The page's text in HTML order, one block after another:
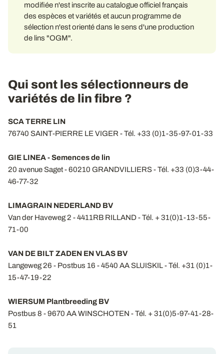
modifiée n'est inscrite au catalogue officiel français
des espèces et variétés et aucun programme de
sélection n'est orienté dans le sens d'une production
de lins "OGM".
Qui sont les sélectionneurs de
variétés de lin fibre ?
SCA TERRE LIN
76740 SAINT-PIERRE LE VIGER - Tél. +33 (0)1-35-97-01-33
GIE LINEA - Semences de lin
20 avenue Saget - 60210 GRANDVILLIERS - Tél. +33 (0)3-44-
46-77-32
LIMAGRAIN NEDERLAND BV
Van der Haveweg 2 - 4411RB RILLAND - Tél. + 31(0)1-13-55-
71-00
VAN DE BILT ZADEN EN VLAS BV
Langeweg 26 - Postbus 16 - 4540 AA SLUISKIL - Tél. +31 (0)1-
15-47-19-22
WIERSUM Plantbreeding BV
Postbus 8 - 9670 AA WINSCHOTEN - Tél. + 31(0)5-97-41-28-
51